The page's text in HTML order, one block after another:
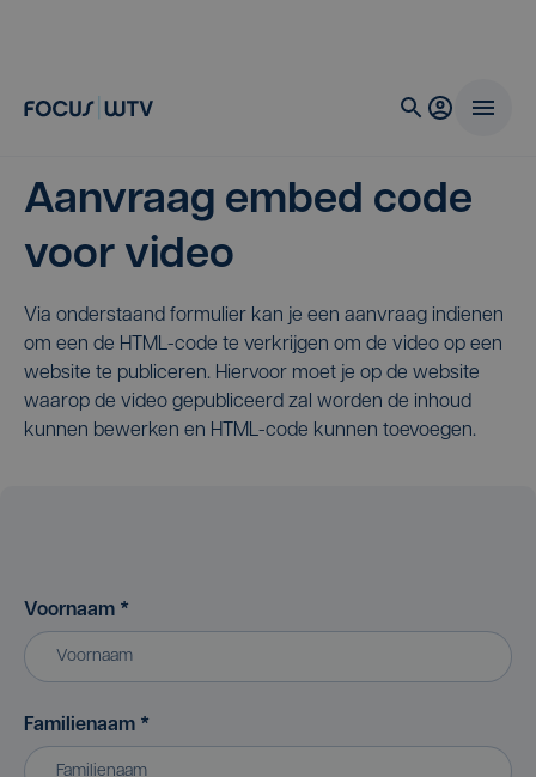
Aanvraag embed code
voor video
Via onderstaand formulier kan je een aanvraag indienen
om een de HTML-code te verkrijgen om de video op een
website te publiceren. Hiervoor moet je op de website
waarop de video gepubliceerd zal worden de inhoud
kunnen bewerken en HTML-code kunnen toevoegen.
Voornaam *
Familienaam *